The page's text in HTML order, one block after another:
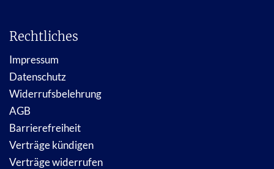
Rechtliches
Impressum
Datenschutz
Widerrufsbelehrung
AGB
Barrierefreiheit
Verträge kündigen
Verträge widerrufen